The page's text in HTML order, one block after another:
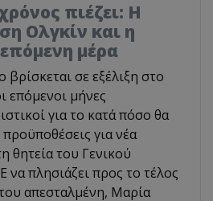
πιέζει: Η
Ολγκίν και η
μέρα
σε εξέλιξη στο
επόμενοι μήνες
για το κατά πόσο θα
για νέα
θητεία του Γενικού
πλησιάζει προς το τέλος
απεσταλμένη, Μαρία